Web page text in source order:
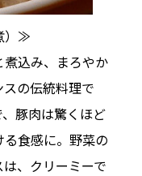
）≫
込み、まろやか
の伝統料理で
豚肉は驚くほど
食感に。野菜の
、クリーミーで